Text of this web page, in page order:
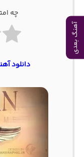
آهنگ بعدی
چه
دانلود